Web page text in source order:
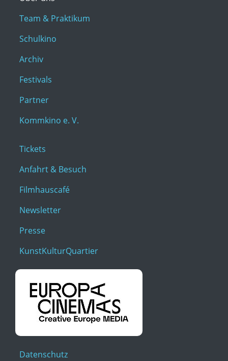
Team & Praktikum
Schulkino
Archiv
Festivals
Partner
Kommkino e. V.
Tickets
Anfahrt & Besuch
Filmhauscafé
Newsletter
Presse
KunstKulturQuartier
Datenschutz